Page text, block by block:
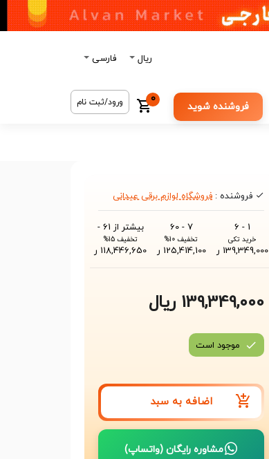
ریال فارسی
فروشنده شوید
0 ورود/ثبت نام
فروشنده : فروشگاه لوازم برقی عیدانی
1 - 6
خرید تکی
139,349,000 ر
7 - 60
تخفیف 10%
125,414,100 ر
بیشتر از 61 -
تخفیف 15%
118,446,650 ر
139,349,000 ریال
موجود است
اضافه به سبد
مشاوره رایگان (واتساپ)